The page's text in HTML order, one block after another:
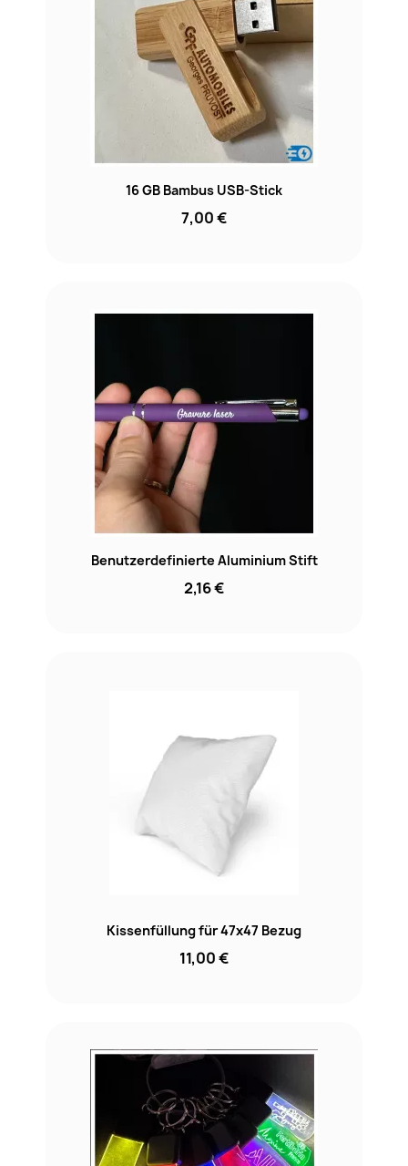
16 GB Bambus USB-Stick
7,00 €
Benutzerdefinierte Aluminium Stift
2,16 €
Kissenfüllung für 47x47 Bezug
11,00 €